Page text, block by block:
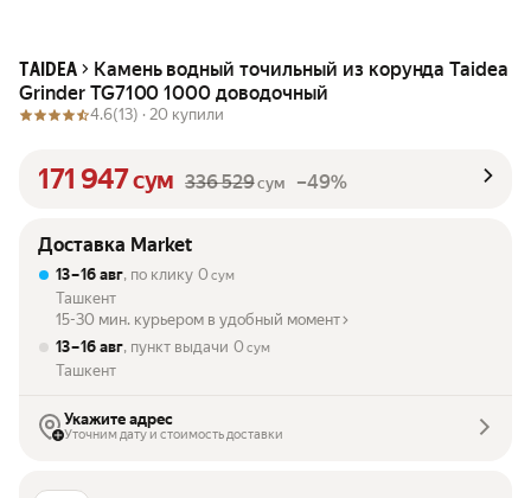
TAIDEA
Камень водный точильный из корунда Taidea
Grinder TG7100 1000 доводочный
4.6(13) · 20 купили
171 947сум 336 529сум –49%
Доставка Market
13 – 16 авг, по клику 0 сум
Ташкент
15-30 мин. курьером в удобный момент
13 – 16 авг, пункт выдачи 0 сум
Ташкент
Укажите адрес
Уточним дату и стоимость доставки